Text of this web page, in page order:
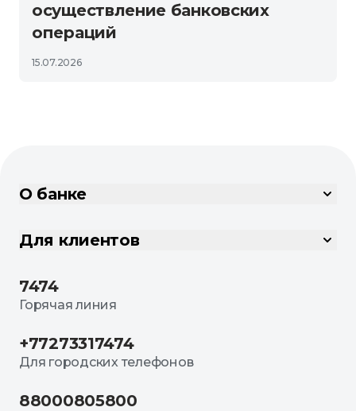
осуществление банковских
операций
15.07.2026
О банке
Для клиентов
7474
Горячая линия
+77273317474
Для городских телефонов
88000805800